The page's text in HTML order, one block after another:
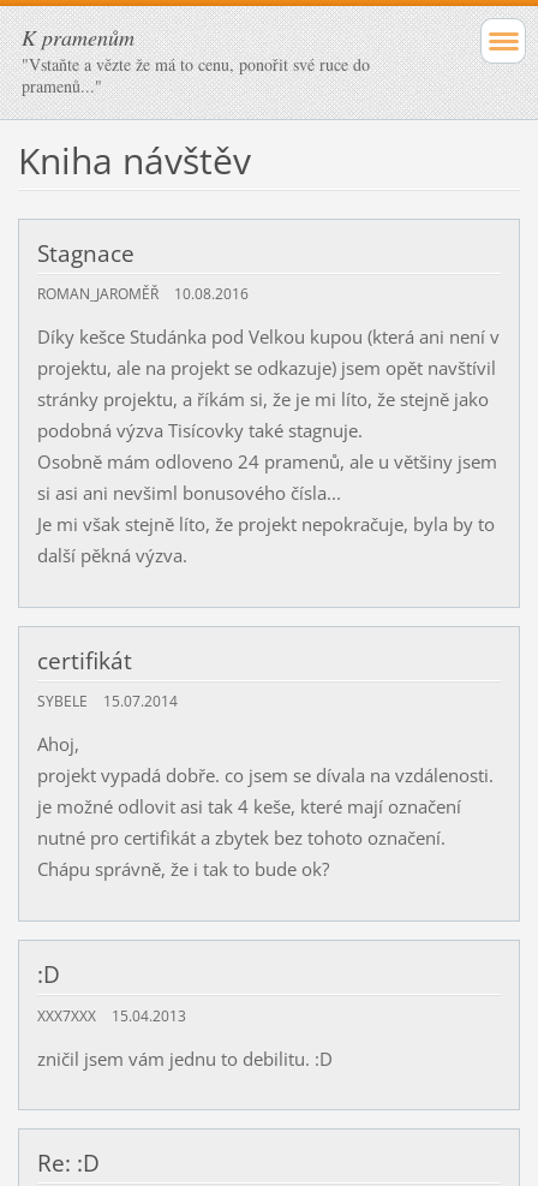
K pramenům
"Vstaňte a vězte že má to cenu, ponořit své ruce do
pramenů..."
Kniha návštěv
Stagnace
ROMAN_JAROMĚŘ 10.08.2016
Díky kešce Studánka pod Velkou kupou (která ani není v
projektu, ale na projekt se odkazuje) jsem opět navštívil
stránky projektu, a říkám si, že je mi líto, že stejně jako
podobná výzva Tisícovky také stagnuje.
Osobně mám odloveno 24 pramenů, ale u většiny jsem
si asi ani nevšiml bonusového čísla...
Je mi však stejně líto, že projekt nepokračuje, byla by to
další pěkná výzva.
certifikát
SYBELE 15.07.2014
Ahoj,
projekt vypadá dobře. co jsem se dívala na vzdálenosti.
je možné odlovit asi tak 4 keše, které mají označení
nutné pro certifikát a zbytek bez tohoto označení.
Chápu správně, že i tak to bude ok?
:D
XXX7XXX 15.04.2013
zničil jsem vám jednu to debilitu. :D
Re: :D